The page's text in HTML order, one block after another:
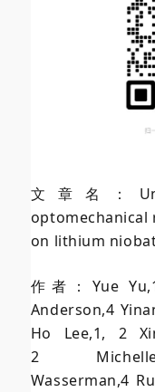
文章名：
on lithium
作者：Yue Yu,
Anderson,4
Ho Lee,1, 2
2
Wasserman,4